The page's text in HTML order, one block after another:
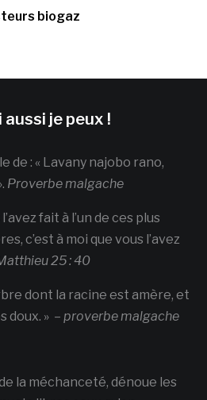
biogaz
je peux !
de : « Lavany najobo rano,
Proverbe malgache
fait à l’un de ces plus
c’est à moi que vous l’avez
25 : 40
dont la racine est amère, et
doux. » – proverbe malgache
la méchanceté, dénoue les